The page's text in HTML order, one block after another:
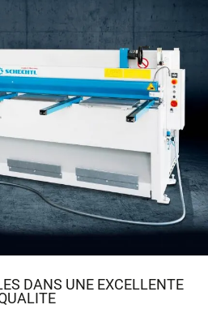
DANS UNE EXCELLENTE